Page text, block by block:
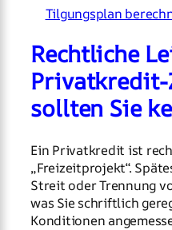
Tilgungsplan
Rechtliche
Privatkredit-
sollten Sie
Ein Privatkredit ist
„Freizeitprojekt“.
Streit oder Trennung
was Sie schriftlich
Konditionen